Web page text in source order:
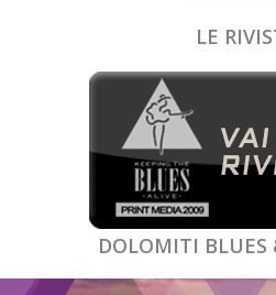
LE
DOLOMITI BLUES